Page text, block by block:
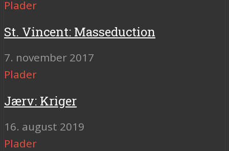
Plader
St. Vincent: Masseduction
7. november 2017
Plader
Jærv: Kriger
16. august 2019
Plader